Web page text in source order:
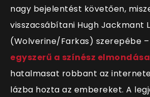
nagy bejelentést követően,
visszacsábítani Hugh Jackmant
(Wolverine/Farkas) szerepébe –
egyszerű a színész
hatalmasat robbant az
lázba hozta az embereket. A